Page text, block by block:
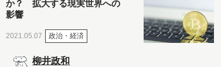
か？ 拡大する現実世界への
影響
2021.05.07 政治・経済
柳井政和